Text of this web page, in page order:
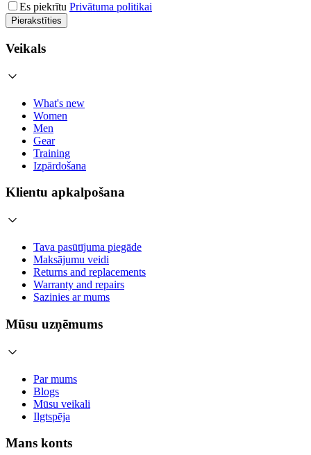
Es piekrītu Privātuma politikai
Pierakstīties
Veikals
What's new
Women
Men
Gear
Training
Izpārdošana
Klientu apkalpošana
Tava pasūtījuma piegāde
Maksājumu veidi
Returns and replacements
Warranty and repairs
Sazinies ar mums
Mūsu uzņēmums
Par mums
Blogs
Mūsu veikali
Ilgtspēja
Mans konts